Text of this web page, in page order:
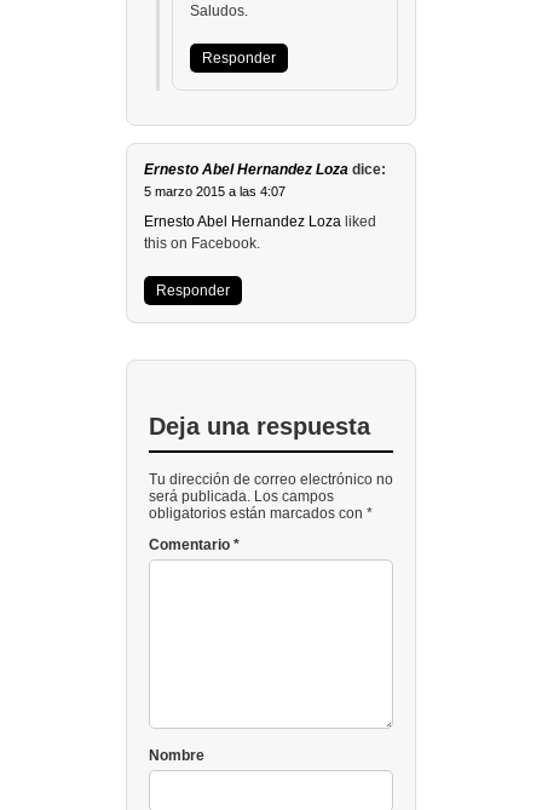
Saludos.
Responder
Ernesto Abel Hernandez Loza dice:
5 marzo 2015 a las 4:07
Ernesto Abel Hernandez Loza liked
this on Facebook.
Responder
Deja una respuesta
Tu dirección de correo electrónico no
será publicada. Los campos
obligatorios están marcados con *
Comentario *
Nombre